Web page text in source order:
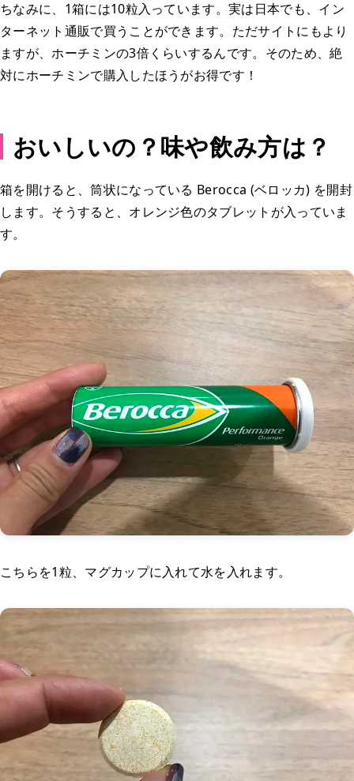
ちなみに、1箱には10粒入っています。実は日本でも、イン
ターネット通販で買うことができます。ただサイトにもより
ますが、ホーチミンの3倍くらいするんです。そのため、絶
対にホーチミンで購入したほうがお得です！
おいしいの？味や飲み方は？
箱を開けると、筒状になっている Berocca (ベロッカ) を開封
します。そうすると、オレンジ色のタブレットが入っていま
す。
こちらを1粒、マグカップに入れて水を入れます。